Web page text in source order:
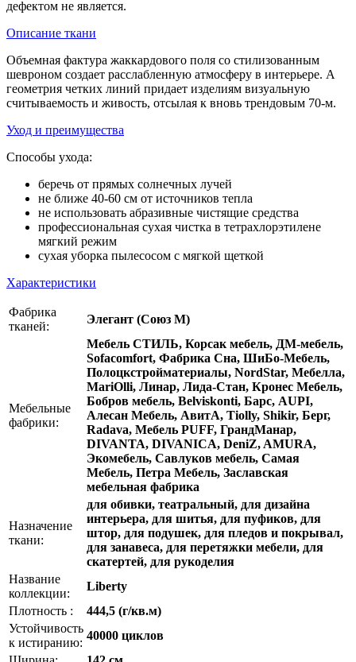
дефектом не является.
Описание ткани
Объемная фактура жаккардового поля со стилизованным
шевроном создает расслабленную атмосферу в интерьере. А
геометрия четких линий придает изделиям визуальную
считываемость и живость, отсылая к вновь трендовым 70-м.
Уход и преимущества
Способы ухода:
беречь от прямых солнечных лучей
не ближе 40-60 см от источников тепла
не использовать абразивные чистящие средства
профессиональная сухая чистка в тетрахлорэтилене
мягкий режим
сухая уборка пылесосом с мягкой щеткой
Характеристики
Фабрика
тканей:
Элегант (Союз М)
Мебельные
фабрики:
Мебель СТИЛЬ, Корсак мебель, ДМ-мебель,
Sofacomfort, Фабрика Сна, ШиБо-Мебель,
Полоцкстройматериалы, NordStar, Мебелла,
MariOlli, Линар, Лида-Стан, Кронес Мебель,
Бобров мебель, Belviskonti, Барс, AUPI,
Алесан Мебель, АвитА, Tiolly, Shikir, Берг,
Radava, Мебель PUFF, ГрандМанар,
DIVANTA, DIVANICA, DeniZ, AMURA,
Экомебель, Савлуков мебель, Самая
Мебель, Петра Мебель, Заславская
мебельная фабрика
Назначение
ткани:
для обивки, театральный, для дизайна
интерьера, для шитья, для пуфиков, для
штор, для подушек, для пледов и покрывал,
для занавеса, для перетяжки мебели, для
скатертей, для рукоделия
Название
коллекции:
Liberty
Плотность :
444,5 (г/кв.м)
Устойчивость
к истиранию:
40000 циклов